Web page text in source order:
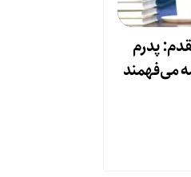
پدرم
همه می‌فهمند